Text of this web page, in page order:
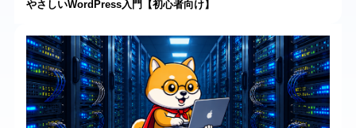
やさしいWordPress入門【初心者向け】